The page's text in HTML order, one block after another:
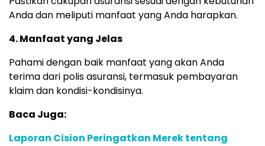
Anda dan meliputi manfaat yang Anda harapkan.
4. Manfaat yang Jelas
Pahami dengan baik manfaat yang akan Anda
terima dari polis asuransi, termasuk pembayaran
klaim dan kondisi-kondisinya.
Baca Juga:
Laporan Cision Peringatkan Merek tentang